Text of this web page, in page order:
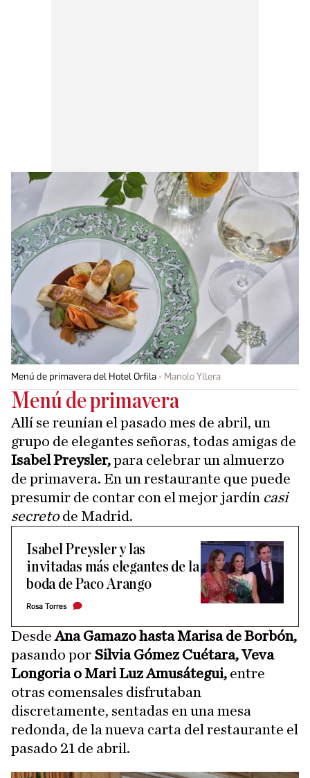
Menú de primavera del Hotel Orfila Manolo Yllera
Menú de primavera
Allí se reunían el pasado mes de abril, un
grupo de elegantes señoras, todas amigas de
Isabel Preysler,para celebrar un almuerzo
de primavera. En un restaurante que puede
presumir de contar con el mejor jardín casi
secretode Madrid.
Isabel Preysler y las
invitadas más elegantes de la
boda de Paco Arango
Rosa Torres
DesdeAna Gamazo hasta Marisa de Borbón,
pasando por Silvia Gómez Cuétara, Veva
Longoria o Mari Luz Amusátegui, entre
otras comensales disfrutaban
discretamente, sentadas en una mesa
redonda, de la nueva carta del restaurante el
pasado 21 de abril.